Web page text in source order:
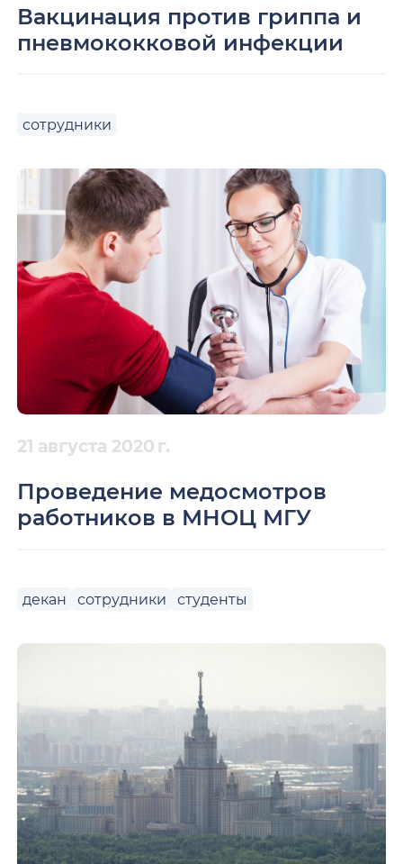
Вакцинация против гриппа и
пневмококковой инфекции
сотрудники
21 августа 2020 г.
Проведение медосмотров
работников в МНОЦ МГУ
декан сотрудники студенты